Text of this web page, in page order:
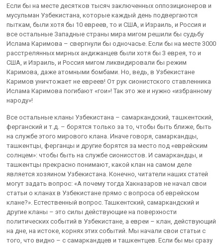
Если бы на месте десятков тысяч заключенных оппозиционеров и
мусульман Узбекистана, которые каждый день подвергаются
пыткам, были хотя бы 10 евреев, то и США, и Израиль, и Россия и
все остальные Западные страны мира мигом решили бы судьбу
Ислама Каримова – свергнули бы одночасье. Если бы на месте 3000
расстрелянных мирных андижанцев были хотя бы 3 еврея, то и
США, и Израиль, и Россия мигом ликвидировали бы режим
Каримова, даже атомными бомбами. Но, ведь, в Узбекистане
Каримов уничтожает не евреев! От рук сионистского ставленника
Ислама Каримова погибают «гои»! Так это же и нужно «избранному
народу»!
Все остальные кланы Узбекистана – самаркандский, ташкентский,
ферганский и т.д. – борятся только за то, чтобы быть ближе, быть
на службе этого мирового клана. Иначе говоря, самаркандцы,
ташкентцы, ферганцы и другие борятся за место под «еврейским
солнцем»: чтобы быть на службе сионисстов. И самаркандцы, и
ташкентцы прекрасно понимают, какой клан на самом деле
является хозяином Узбекистана. Конечно, читатели наших статей
могут задать вопрос: «А почему тогда Хакназаров не начал свои
статьи о кланах в Узбекистане прямо с вопроса об еврейском
клане?». Естественный вопрос. Ташкентский, самаркандский и
другие кланы – это силы действующие на поверхности
политических событий в Узбекистане, а евреи – клан, действующий
на дне, на истоке, корнях этих событий. Мы начали свои статьи с
того, что видно – с самаркандцев и ташкентцев. Если бы мы сразу